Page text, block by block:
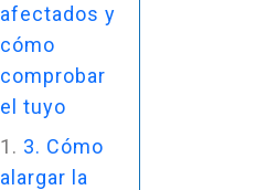
afectados y
cómo
comprobar
el tuyo
3. Cómo
alargar la